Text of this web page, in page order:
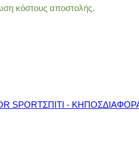
κόστους αποστολής.
SPORTΣΠΙΤΙ - ΚΗΠΟΣ